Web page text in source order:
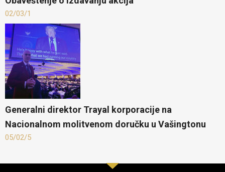
02/03/1
Generalni direktor Trayal korporacije na
Nacionalnom molitvenom doručku u Vašingtonu
05/02/5